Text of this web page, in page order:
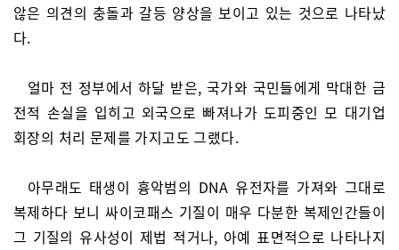
않은 의견의 충돌과 갈등 양상을 보이고 있는 것으로 나타났
다.
얼마 전 정부에서 하달 받은, 국가와 국민들에게 막대한 금
전적 손실을 입히고 외국으로 빠져나가 도피중인 모 대기업
회장의 처리 문제를 가지고도 그랬다.
아무래도 태생이 흉악범의 DNA 유전자를 가져와 그대로
복제하다 보니 싸이코패스 기질이 매우 다분한 복제인간들이
그 기질의 유사성이 제법 적거나, 아예 표면적으로 나타나지